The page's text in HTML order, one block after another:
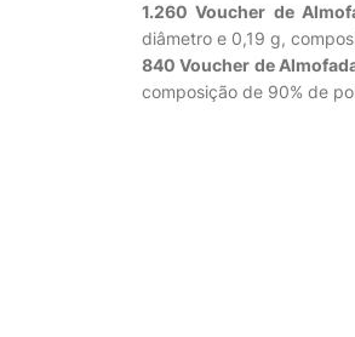
1.260 Voucher de
diâmetro e 0,19 g,
840 Voucher de
composição de 90% de